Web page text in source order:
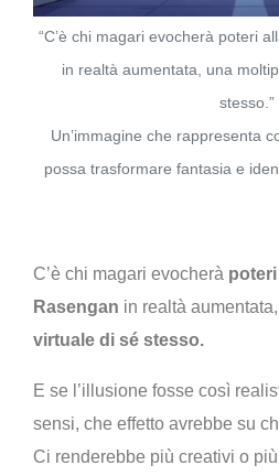
“C’è chi magari evocherà poteri
in realtà aumentata, una
stesso.”
Un’immagine che rappresenta
possa trasformare fantasia e
C’è chi magari evocherà
Rasengan in realtà
virtuale di sé stesso.
E se l’illusione fosse così
sensi, che effetto avrebbe su
Ci renderebbe più creativi o